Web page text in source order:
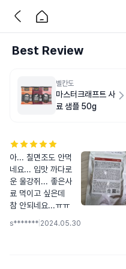
Best Review
벨칸도
마스터크래프트 사
료 샘플 50g
아... 칠면조도 안먹
네요... 입맛 까다로
운 울강쥐... 좋은사
료 먹이고 싶은데
참 안되네요...ㅠㅠ
s******* 2024.05.30